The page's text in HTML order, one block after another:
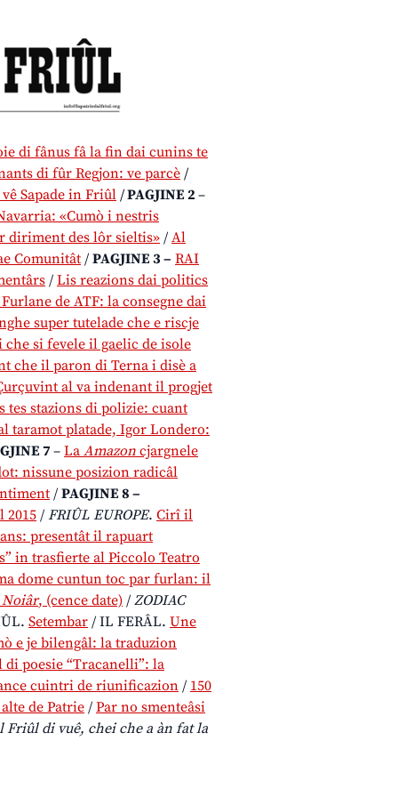
di fânus fâ la fin dai cunins te
di fûr Regjon: ve parcè /
Sapade in Friûl /PAGJINE 2 –
«Cumò i nestris
diriment des lôr sieltis» / Al
Comunitât / PAGJINE 3 – RAI
/ Lis reazions dai politics
de ATF: la consegne dai
super tutelade che e riscje
si fevele il gaelic de isole
che il paron di Terna i disè a
al va indenant il progjet
stazions di polizie: cuant
taramot platade, Igor Londero:
7 – La Amazon cjargnele
nissune posizion radicâl
/ PAGJINE 8 –
2015 / FRIÛL EUROPE. Cirî il
presentât il rapuart
in trasfierte al Piccolo Teatro
dome cuntun toc par furlan: il
, (cence date) / ZODIAC
Setembar / IL FERÂL. Une
e je bilengâl: la traduzion
poesie “Tracanelli”: la
cuintri de riunificazion / 150
de Patrie / Par no smenteâsi
Friûl di vuê, chei che a àn fat la